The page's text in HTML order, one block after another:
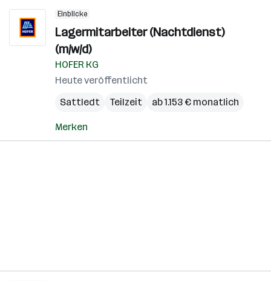
Einblicke
Lagermitarbeiter (Nachtdienst)
(m/w/d)
HOFER KG
Heute veröffentlicht
Sattledt
Teilzeit ab 1.153 € monatlich
Merken